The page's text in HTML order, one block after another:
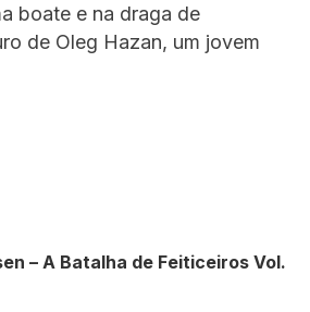
boate e na draga de
de Oleg Hazan, um jovem
– A Batalha de Feiticeiros Vol.